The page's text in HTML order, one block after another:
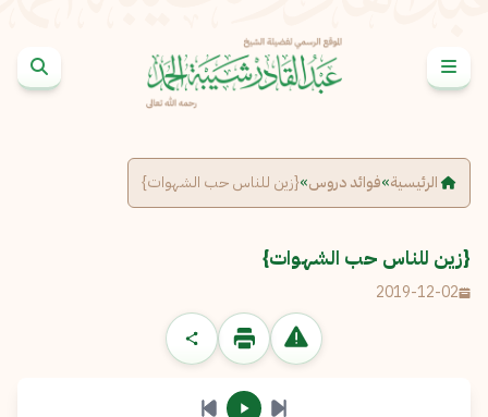
الرئيسية»فوائد دروس»{زين للناس حب الشهوات}
{زين للناس حب الشهوات}
2019-12-02
الإبلاغ عن مشكلة
الرسالة